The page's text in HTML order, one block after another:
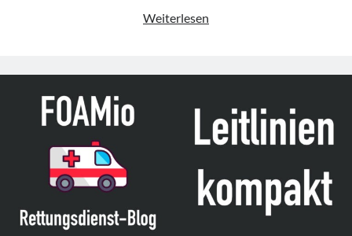
Weiterlesen
Verletzungen
Erwachsenen“
der
DGV
2025)